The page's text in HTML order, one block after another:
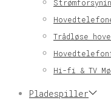
Trådløse
Hi-fi & TV
Pladespiller